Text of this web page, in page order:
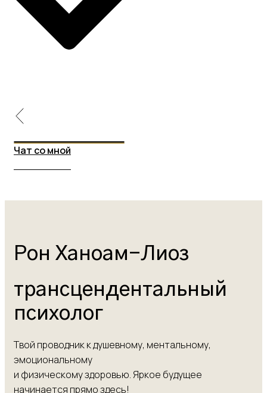
Чат со мной
Рон Ханоам-Лиоз
трансцендентальный
психолог
Твой проводник к душевному, ментальному,
эмоциональному
и физическому здоровью. Яркое будущее
начинается прямо здесь!